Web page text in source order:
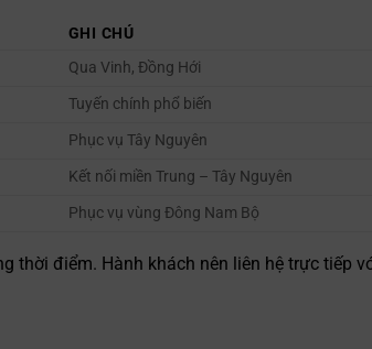
GHI CHÚ
Qua Vinh, Đồng Hới
Tuyến chính phổ biến
Phục vụ Tây Nguyên
Kết nối miền Trung – Tây Nguyên
Phục vụ vùng Đông Nam Bộ
thời điểm. Hành khách nên liên hệ trực tiếp